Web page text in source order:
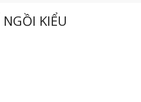
KIỂU